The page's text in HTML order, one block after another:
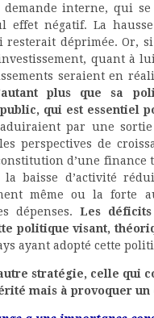
interne, qui
effet négatif. La
resterait déprimée. Or,
quant à
seraient en
plus que sa
public, qui est essentiel
par une
perspectives de
d’une finance
la baisse d’activité
même ou la forte
dépenses.Les
politique visant,
ayant adopté cette
stratégie, celle qui
mais à provoquer